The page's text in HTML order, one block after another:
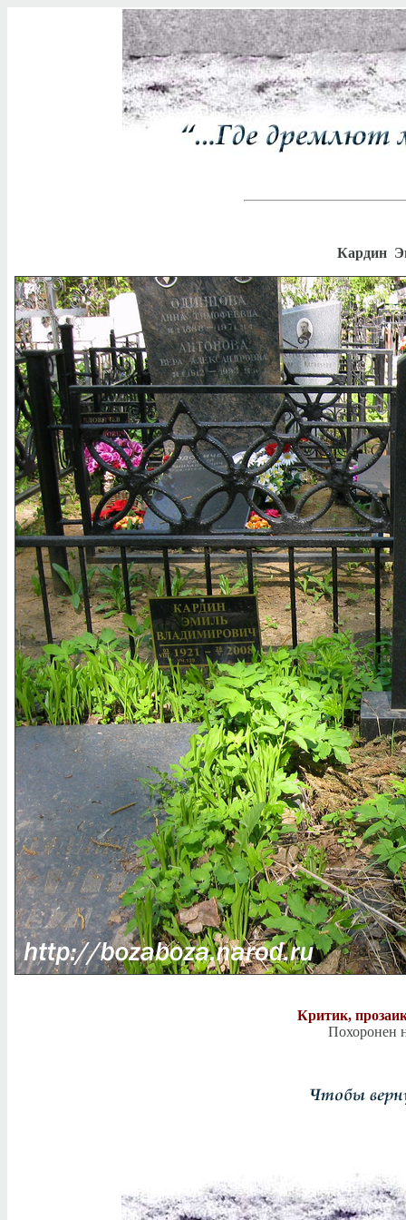
Кардин
Критик,
Похоронен